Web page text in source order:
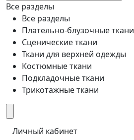
Все разделы
Все разделы
Плательно-блузочные ткани
Сценические ткани
Ткани для верхней одежды
Костюмные ткани
Подкладочные ткани
Трикотажные ткани
Личный кабинет